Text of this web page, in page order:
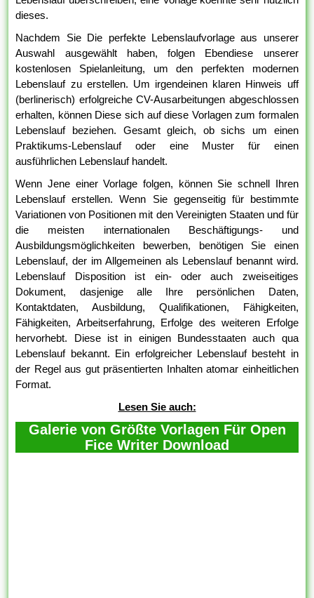
dieses.
Nachdem Sie Die perfekte Lebenslaufvorlage aus unserer
Auswahl ausgewählt haben, folgen Ebendiese unserer
kostenlosen Spielanleitung, um den perfekten modernen
Lebenslauf zu erstellen. Um irgendeinen klaren Hinweis uff
(berlinerisch) erfolgreiche CV-Ausarbeitungen abgeschlossen
erhalten, können Diese sich auf diese Vorlagen zum formalen
Lebenslauf beziehen. Gesamt gleich, ob sichs um einen
Praktikums-Lebenslauf oder eine Muster für einen
ausführlichen Lebenslauf handelt.
Wenn Jene einer Vorlage folgen, können Sie schnell Ihren
Lebenslauf erstellen. Wenn Sie gegenseitig für bestimmte
Variationen von Positionen mit den Vereinigten Staaten und für
die meisten internationalen Beschäftigungs- und
Ausbildungsmöglichkeiten bewerben, benötigen Sie einen
Lebenslauf, der im Allgemeinen als Lebenslauf benannt wird.
Lebenslauf Disposition ist ein- oder auch zweiseitiges
Dokument, dasjenige alle Ihre persönlichen Daten,
Kontaktdaten, Ausbildung, Qualifikationen, Fähigkeiten,
Fähigkeiten, Arbeitserfahrung, Erfolge des weiteren Erfolge
hervorhebt. Diese ist in einigen Bundesstaaten auch qua
Lebenslauf bekannt. Ein erfolgreicher Lebenslauf besteht in
der Regel aus gut präsentierten Inhalten atomar einheitlichen
Format.
Lesen Sie auch:
Galerie von Größte Vorlagen Für Open
Fice Writer Download